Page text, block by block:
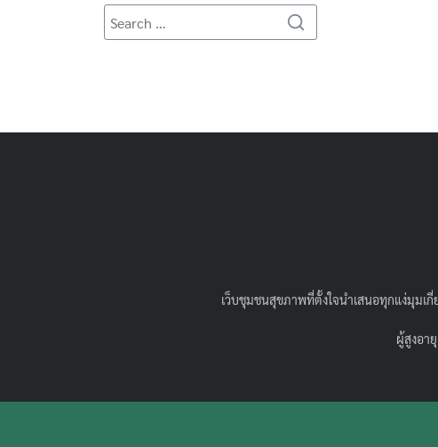
Search
for:
Search
เว็บชุมชนสุขภาพที่ตั้งใจนำเสนอทุกแง่มุม
ผู้สูงอายุ